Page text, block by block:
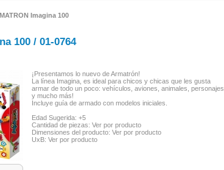
Imagina 100
100 / 01-0764
¡Presentamos lo nuevo de Armatrón!
La línea Imagina, es ideal para chicos y chicas que les gusta
armar de todo un poco: vehículos, aviones, animales, personajes
y mucho más!
Incluye guía de armado con modelos iniciales.
Edad Sugerida: +5
Cantidad de piezas: Ver por producto
Dimensiones del producto: Ver por producto
UxB: Ver por producto